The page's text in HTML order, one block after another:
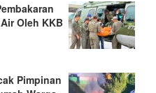
Oleh KKB
Pimpinan